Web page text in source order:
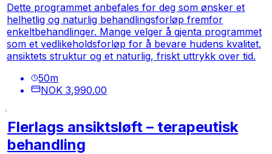
Dette programmet anbefales for deg som ønsker et
helhetlig og naturlig behandlingsforløp fremfor
enkeltbehandlinger. Mange velger å gjenta programmet
som et vedlikeholdsforløp for å bevare hudens kvalitet,
ansiktets struktur og et naturlig, friskt uttrykk over tid.
50m
NOK 3,990.00
Flerlags ansiktsløft – terapeutisk
behandling